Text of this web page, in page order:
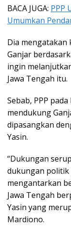
BACA JUGA: PPP
Umumkan
Dia
Ganjar
ingin
Jawa Tengah itu.
Sebab, PPP
mendukung
dipasangkan
Yasin.
“Dukungan
dukungan politik
mengantarkan
Jawa Tengah
Yasin yang
Mardiono.